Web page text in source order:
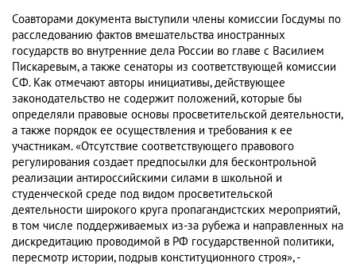
Соавторами документа выступили члены комиссии Госдумы по
расследованию фактов вмешательства иностранных
государств во внутренние дела России во главе с Василием
Пискаревым, а также сенаторы из соответствующей комиссии
СФ. Как отмечают авторы инициативы, действующее
законодательство не содержит положений, которые бы
определяли правовые основы просветительской деятельности,
а также порядок ее осуществления и требования к ее
участникам. «Отсутствие соответствующего правового
регулирования создает предпосылки для бесконтрольной
реализации антироссийскими силами в школьной и
студенческой среде под видом просветительской
деятельности широкого круга пропагандистских мероприятий,
в том числе поддерживаемых из-за рубежа и направленных на
дискредитацию проводимой в РФ государственной политики,
пересмотр истории, подрыв конституционного строя», -